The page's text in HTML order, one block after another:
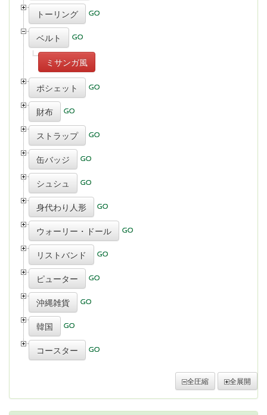
トーリング
ベルト
ミサンガ風
ポシェット
財布
ストラップ
缶バッジ
シュシュ
身代わり人形
ウォーリー・ドール
リストバンド
ピューター
沖縄雑貨
韓国
コースター
全圧縮 全展開